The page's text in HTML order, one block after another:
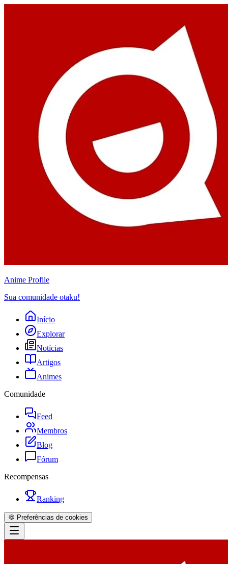
Anime Profile
Sua comunidade otaku!
Início
Explorar
Notícias
Artigos
Animes
Comunidade
Feed
Membros
Blog
Fórum
Recompensas
Ranking
🍪 Preferências de cookies